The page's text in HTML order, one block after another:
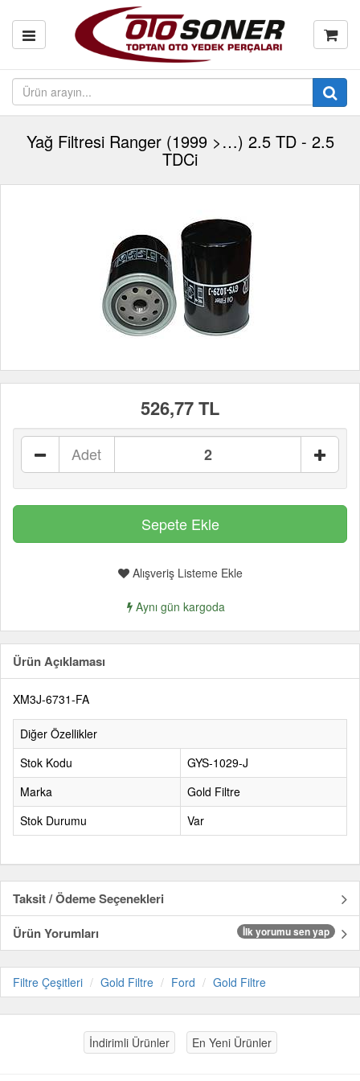
Yağ Filtresi Ranger (1999 >…) 2.5 TD - 2.5
TDCi
526,77 TL
Adet
Alışveriş Listeme Ekle
Aynı gün kargoda
Ürün Açıklaması
XM3J-6731-FA
Diğer Özellikler
Stok Kodu
GYS-1029-J
Marka
Gold Filtre
Stok Durumu
Var
Taksit / Ödeme Seçenekleri
Ürün Yorumları
İlk yorumu sen yap
Filtre Çeşitleri Gold Filtre Ford Gold Filtre
İndirimli Ürünler En Yeni Ürünler